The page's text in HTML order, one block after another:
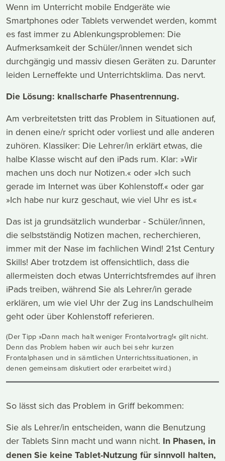
Wenn im Unterricht mobile Endgeräte wie
Smartphones oder Tablets verwendet werden, kommt
es fast immer zu Ablenkungsproblemen: Die
Aufmerksamkeit der Schüler/innen wendet sich
durchgängig und massiv diesen Geräten zu. Darunter
leiden Lerneffekte und Unterrichtsklima. Das nervt.
Die Lösung: knallscharfe Phasentrennung.
Am verbreitetsten tritt das Problem in Situationen auf,
in denen eine/r spricht oder vorliest und alle anderen
zuhören. Klassiker: Die Lehrer/in erklärt etwas, die
halbe Klasse wischt auf den iPads rum. Klar: »Wir
machen uns doch nur Notizen.« oder »Ich such
gerade im Internet was über Kohlenstoff.« oder gar
»Ich habe nur kurz geschaut, wie viel Uhr es ist.«
Das ist ja grundsätzlich wunderbar - Schüler/innen,
die selbstständig Notizen machen, recherchieren,
immer mit der Nase im fachlichen Wind! 21st Century
Skills! Aber trotzdem ist offensichtlich, dass die
allermeisten doch etwas Unterrichtsfremdes auf ihren
iPads treiben, während Sie als Lehrer/in gerade
erklären, um wie viel Uhr der Zug ins Landschulheim
geht oder über Kohlenstoff referieren.
(Der Tipp »Dann mach halt weniger Frontalvortrag!« gilt nicht.
Denn das Problem haben wir auch bei sehr kurzen
Frontalphasen und in sämtlichen Unterrichtssituationen, in
denen gemeinsam diskutiert oder erarbeitet wird.)
So lässt sich das Problem in Griff bekommen:
Sie als Lehrer/in entscheiden, wann die Benutzung
der Tablets Sinn macht und wann nicht. In Phasen, in
denen Sie keine Tablet-Nutzung für sinnvoll halten,